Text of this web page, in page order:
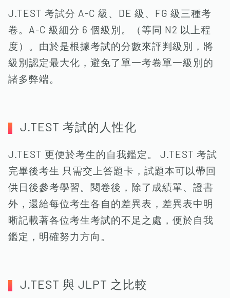
J.TEST 考試分 A-C 級、DE 級、FG 級三種考
卷。A-C 級細分 6 個級別。（等同 N2 以上程
度）。由於是根據考試的分數來評判級別，將
級別認定最大化，避免了單一考卷單一級別的
諸多弊端。
J.TEST 考試的人性化
J.TEST 更便於考生的自我鑑定。 J.TEST 考試
完畢後考生 只需交上答題卡，試題本可以帶回
供日後參考學習。閱卷後，除了成績單、證書
外，還給每位考生各自的差異表，差異表中明
晰記載著各位考生考試的不足之處，便於自我
鑑定，明確努力方向。
J.TEST 與 JLPT 之比較